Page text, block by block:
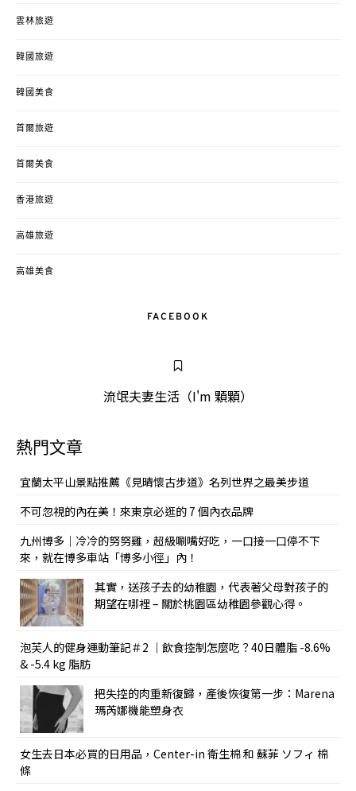
雲林旅遊
韓國旅遊
韓國美食
首爾旅遊
首爾美食
香港旅遊
高雄旅遊
高雄美食
FACEBOOK
流氓夫妻生活（I'm 顆顆）
熱門文章
宜蘭太平山景點推薦《見晴懷古步道》名列世界之最美步道
不可忽視的內在美！來東京必逛的 7 個內衣品牌
九州博多｜冷冷的努努雞，超級唰嘴好吃，一口接一口停不下
來，就在博多車站「博多小徑」內！
其實，送孩子去的幼稚園，代表著父母對孩子的
期望在哪裡 – 關於桃園區幼稚園參觀心得。
泡芙人的健身運動筆記＃2 ｜飲食控制怎麼吃？40日體脂 -8.6%
& -5.4 kg 脂肪
把失控的肉重新復歸，產後恢復第一步：Marena
瑪芮娜機能塑身衣
女生去日本必買的日用品，Center-in 衛生棉 和 蘇菲 ソフィ 棉
條